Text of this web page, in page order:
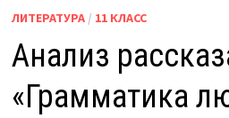
ЛИТЕРАТУРА/ 11 КЛАСС
Анализ
«Грамматика